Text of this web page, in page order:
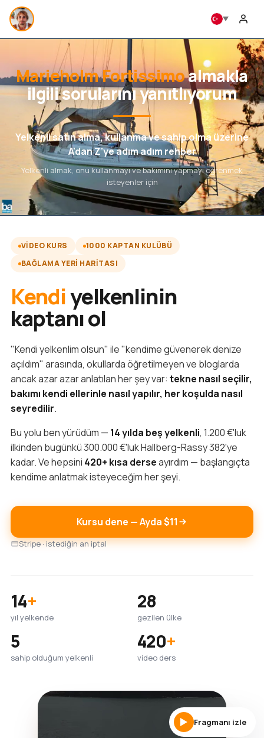
Marieholm Fortissimoalmakla
ilgili sorularını yanıtlıyorum
Yelkenli satın alma, kullanma ve sahip olma üzerine
A'dan Z'ye adım adım rehber
Yelkenli almak, onu kullanmayı ve bakımını yapmayı öğrenmek
isteyenler için
VIDEO KURS
1000 KAPTAN KULÜBÜ
BAĞLAMA YERI HARITASI
Kendiyelkenlinin
kaptanı ol
"Kendi yelkenlim olsun" ile "kendime güvenerek denize
açıldım" arasında, okullarda öğretilmeyen ve bloglarda
ancak azar azar anlatılan her şey var: tekne nasıl seçilir,
bakımı kendi ellerinle nasıl yapılır, her koşulda nasıl
seyredilir.
Bu yolu ben yürüdüm — 14 yılda beş yelkenli, 1.200 €'luk
ilkinden bugünkü 300.000 €'luk Hallberg-Rassy 382'ye
kadar. Ve hepsini 420+ kısa derseayırdım — başlangıçta
kendime anlatmak isteyeceğim her şeyi.
Kursu dene — Ayda $11
Stripe · istediğin an iptal
14+
yıl yelkende
28
gezilen ülke
5
sahip olduğum yelkenli
420+
video ders
Fragmanı izle